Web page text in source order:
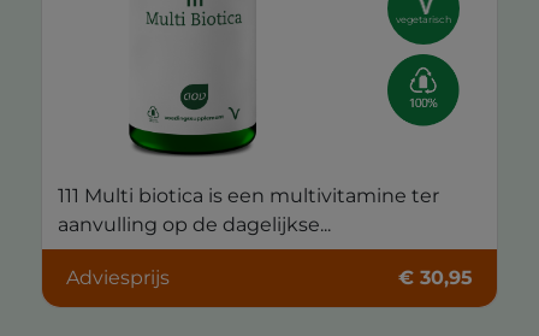
vegetarisch
111 Multi biotica is een multivitamine ter
aanvulling op de dagelijkse...
Adviesprijs € 30,95